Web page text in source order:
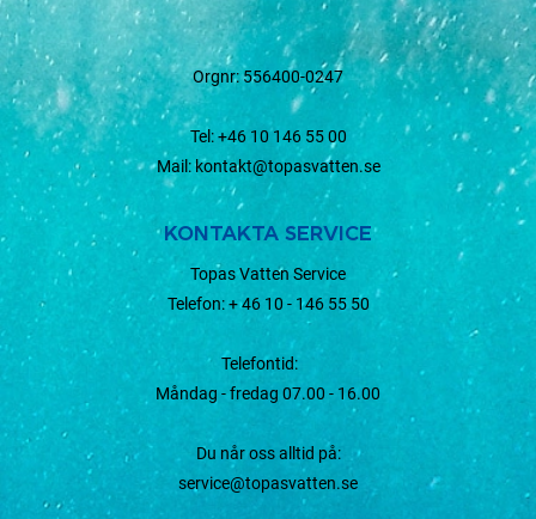
Orgnr: 556400-0247
Tel:+46 10 146 55 00
Mail:kontakt@topasvatten.se
KONTAKTA SERVICE
Topas Vatten Service
Telefon:+ 46 10 - 146 55 50
Telefontid:
Måndag - fredag 07.00 - 16.00
Du når oss alltid på:
service@topasvatten.se